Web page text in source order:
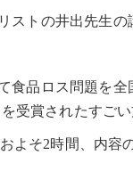
トの井出先生の
食品ロス問題を
受賞されたすごい
そ2時間、内容